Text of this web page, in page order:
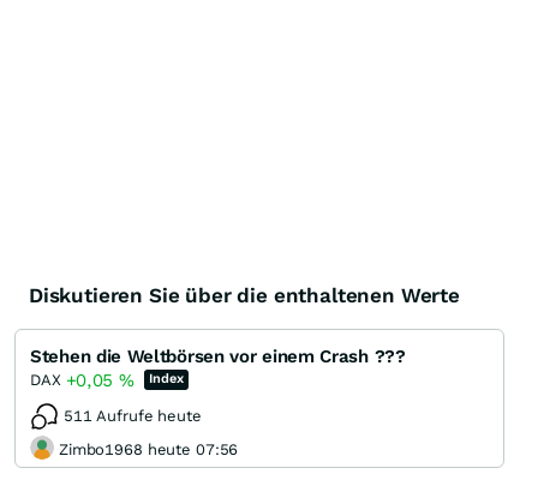
Diskutieren Sie über die enthaltenen Werte
Stehen die Weltbörsen vor einem Crash ???
DAX +0,05 % Index
511 Aufrufe heute
Zimbo1968 heute 07:56